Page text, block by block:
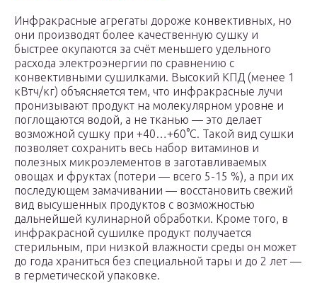
Инфракрасные агрегаты дороже конвективных, но
они производят более качественную сушку и
быстрее окупаются за счёт меньшего удельного
расхода электроэнергии по сравнению с
конвективными сушилками. Высокий КПД (менее 1
кВтч/кг) объясняется тем, что инфракрасные лучи
пронизывают продукт на молекулярном уровне и
поглощаются водой, а не тканью — это делает
возможной сушку при +40…+60°С. Такой вид сушки
позволяет сохранить весь набор витаминов и
полезных микроэлементов в заготавливаемых
овощах и фруктах (потери — всего 5-15 %), а при их
последующем замачивании — восстановить свежий
вид высушенных продуктов с возможностью
дальнейшей кулинарной обработки. Кроме того, в
инфракрасной сушилке продукт получается
стерильным, при низкой влажности среды он может
до года храниться без специальной тары и до 2 лет —
в герметической упаковке.